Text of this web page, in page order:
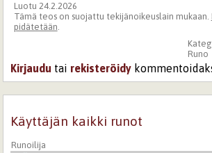
Luotu 24.2.2026
Tämä teos on suojattu tekijänoikeuslain mukaan.
pidätetään.
Runo
Kirjaudu tai rekisteröidy
Käyttäjän kaikki runot
Runoilija